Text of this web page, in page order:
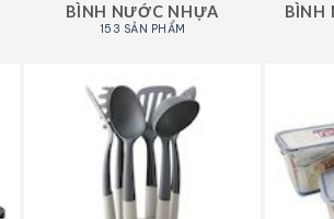
BÌNH NƯỚC NHỰA
153 SẢN PHẨM
BÌNH